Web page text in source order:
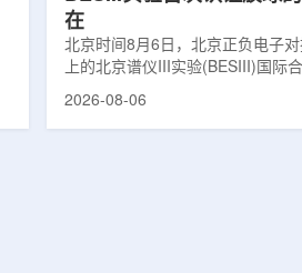
在
北京时间8月6日，北京正负电子
上的北京谱仪III实验(BESIII)国际
在巴西举行的国际高能物理大会
2026-08-06